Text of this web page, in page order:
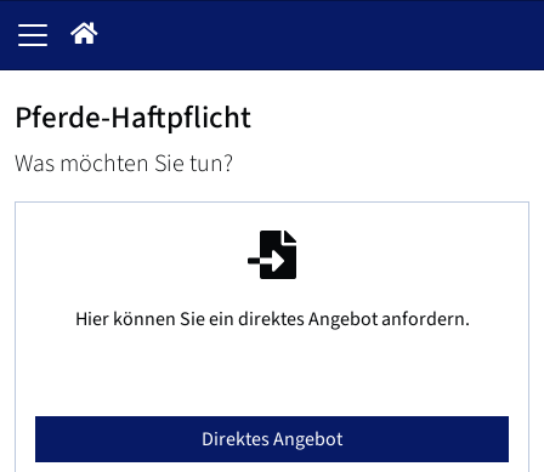
Pferde-Haftpflicht
Was möchten Sie tun?
Hier können Sie ein direktes Angebot anfordern.
Direktes Angebot